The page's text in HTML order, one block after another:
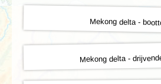
Mekong delta -
Mekong delta -